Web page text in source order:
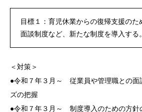
目標１：育児休業からの復帰支援の
面談制度など、新たな制度を導入する
＜対策＞
●令和７年３月～ 従業員や管理職との面
ズの把握
●令和７年３月～ 制度導入のための方針